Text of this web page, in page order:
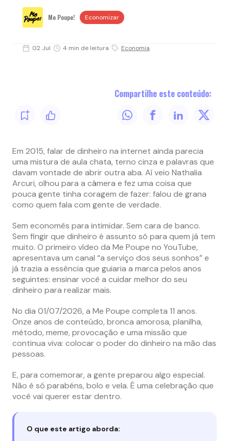
Me Poupe! Economizar
02 Jul 4 min de leitura Economia
Compartilhe este conteúdo:
Em 2015, falar de dinheiro na internet ainda parecia
uma mistura de aula chata, terno cinza e palavras que
davam vontade de abrir outra aba. Aí veio Nathalia
Arcuri, olhou para a câmera e fez uma coisa que
pouca gente tinha coragem de fazer: falou de grana
como quem fala com gente de verdade.
Sem economês para intimidar. Sem cara de banco.
Sem fingir que dinheiro é assunto só para quem já tem
muito. O primeiro vídeo da Me Poupe no YouTube,
apresentava um canal “a serviço dos seus sonhos” e
já trazia a essência que guiaria a marca pelos anos
seguintes: ensinar você a cuidar melhor do seu
dinheiro para realizar mais.
No dia 01/07/2026, a Me Poupe completa 11 anos.
Onze anos de conteúdo, bronca amorosa, planilha,
método, meme, provocação e uma missão que
continua viva: colocar o poder do dinheiro na mão das
pessoas.
E, para comemorar, a gente preparou algo especial.
Não é só parabéns, bolo e vela. É uma celebração que
você vai querer estar dentro.
O que este artigo aborda: